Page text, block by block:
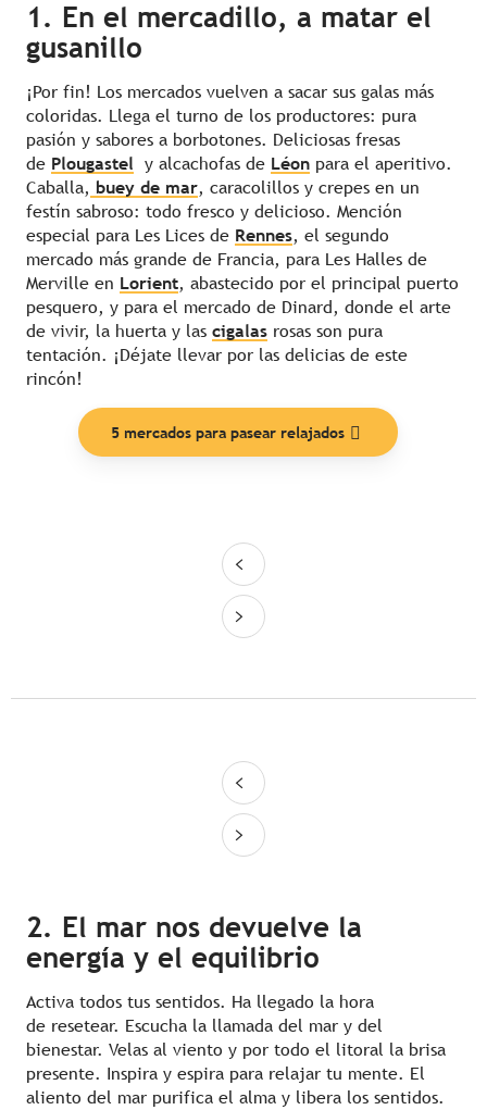
1. En el mercadillo, a matar el
gusanillo
¡Por fin! Los mercados vuelven a sacar sus galas más
coloridas. Llega el turno de los productores: pura
pasión y sabores a borbotones. Deliciosas fresas
de Plougastel y alcachofas de Léon para el aperitivo.
Caballa, buey de mar, caracolillos y crepes en un
festín sabroso: todo fresco y delicioso. Mención
especial para Les Lices de Rennes, el segundo
mercado más grande de Francia, para Les Halles de
Merville en Lorient, abastecido por el principal puerto
pesquero, y para el mercado de Dinard, donde el arte
de vivir, la huerta y las cigalas rosas son pura
tentación. ¡Déjate llevar por las delicias de este
rincón!
5 mercados para pasear relajados
2. El mar nos devuelve la
energía y el equilibrio
Activa todos tus sentidos. Ha llegado la hora
de resetear. Escucha la llamada del mar y del
bienestar. Velas al viento y por todo el litoral la brisa
presente. Inspira y espira para relajar tu mente. El
aliento del mar purifica el alma y libera los sentidos.